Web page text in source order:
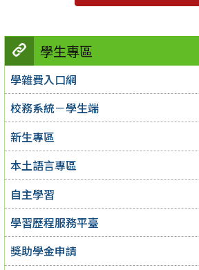
學生專區
學雜費入口網
校務系統－學生端
新生專區
本土語言專區
自主學習
學習歷程服務平臺
獎助學金申請